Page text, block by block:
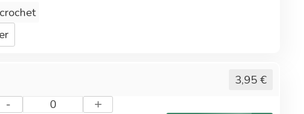
crochet
3,95 €
-
0 +